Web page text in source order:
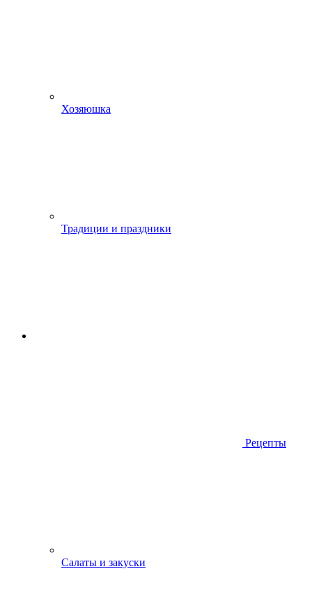
Хозяюшка
Традиции и праздники
Рецепты
Салаты и закуски